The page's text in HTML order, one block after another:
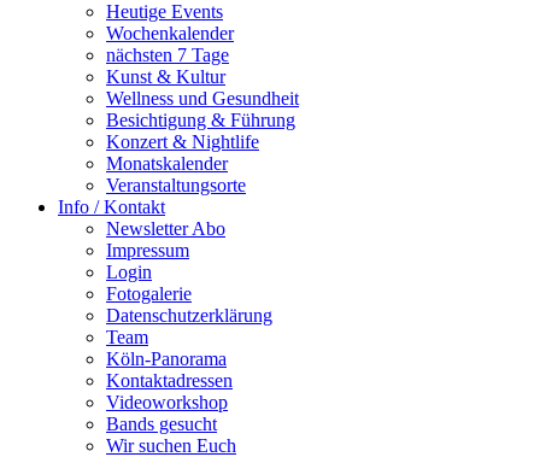
Heutige Events
Wochenkalender
nächsten 7 Tage
Kunst & Kultur
Wellness und Gesundheit
Besichtigung & Führung
Konzert & Nightlife
Monatskalender
Veranstaltungsorte
Info / Kontakt
Newsletter Abo
Impressum
Login
Fotogalerie
Datenschutzerklärung
Team
Köln-Panorama
Kontaktadressen
Videoworkshop
Bands gesucht
Wir suchen Euch